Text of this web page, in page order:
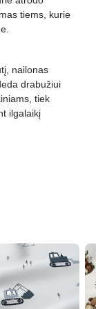
tiems, kurie
nailonas
drabužiui
tiek
ilgalaikį